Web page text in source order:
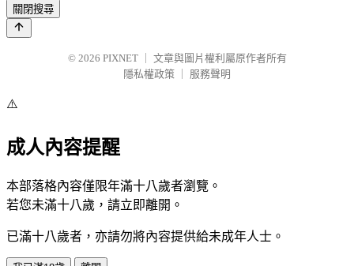
關閉搜尋
© 2026 PIXNET
文章與圖片權利屬原作者所有
隱私權政策
服務聲明
⚠️
成人內容提醒
本部落格內容僅限年滿十八歲者瀏覽。
若您未滿十八歲，請立即離開。
已滿十八歲者，亦請勿將內容提供給未成年人士。